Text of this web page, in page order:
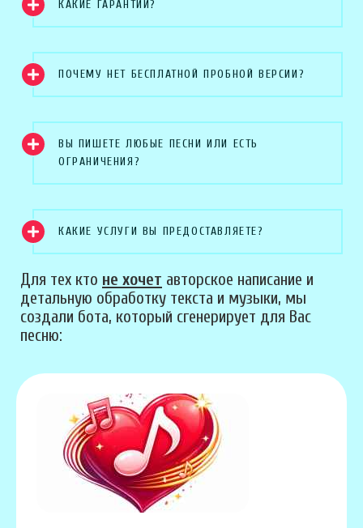
КАКИЕ ГАРАНТИИ?
ПОЧЕМУ НЕТ БЕСПЛАТНОЙ ПРОБНОЙ ВЕРСИИ?
ВЫ ПИШЕТЕ ЛЮБЫЕ ПЕСНИ ИЛИ ЕСТЬ
ОГРАНИЧЕНИЯ?
КАКИЕ УСЛУГИ ВЫ ПРЕДОСТАВЛЯЕТЕ?
Для тех кто не хочет авторское написание и
детальную обработку текста и музыки, мы
создали бота, который сгенерирует для Вас
песню: